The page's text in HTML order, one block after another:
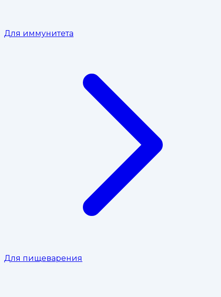
Для иммунитета
Для пищеварения